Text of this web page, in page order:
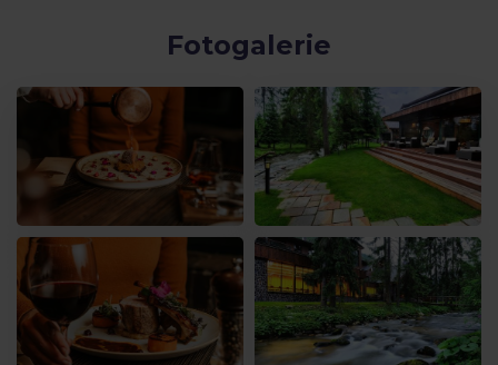
Fotogalerie